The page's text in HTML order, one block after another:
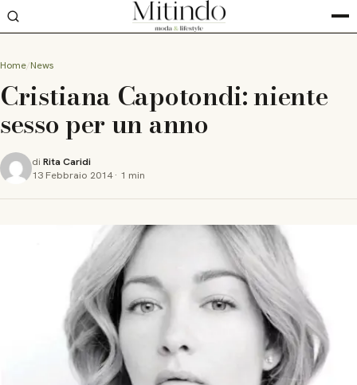
Home News
Cristiana Capotondi: niente
sesso per un anno
di Rita Caridi
13 Febbraio 2014· 1 min